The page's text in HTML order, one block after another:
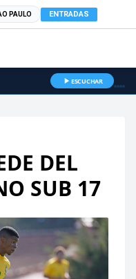
PAULO ENTRADAS
ESCUCHAR
DEL
SUB 17